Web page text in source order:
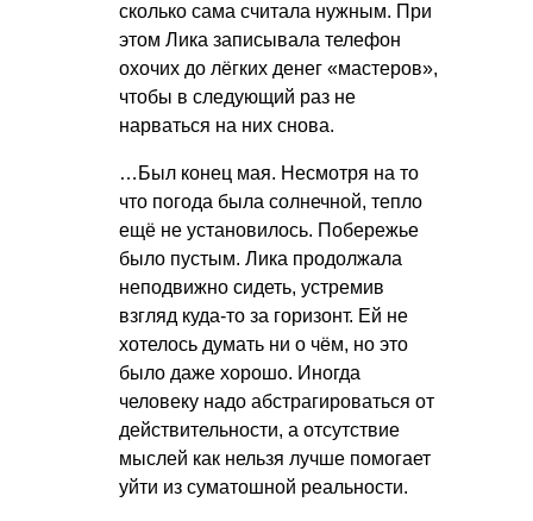
сколько сама считала нужным. При
этом Лика записывала телефон
охочих до лёгких денег «мастеров»,
чтобы в следующий раз не
нарваться на них снова.
…Был конец мая. Несмотря на то
что погода была солнечной, тепло
ещё не установилось. Побережье
было пустым. Лика продолжала
неподвижно сидеть, устремив
взгляд куда-то за горизонт. Ей не
хотелось думать ни о чём, но это
было даже хорошо. Иногда
человеку надо абстрагироваться от
действительности, а отсутствие
мыслей как нельзя лучше помогает
уйти из суматошной реальности.